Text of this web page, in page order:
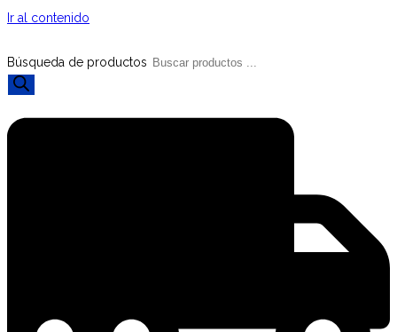
Ir al contenido
Búsqueda de productos